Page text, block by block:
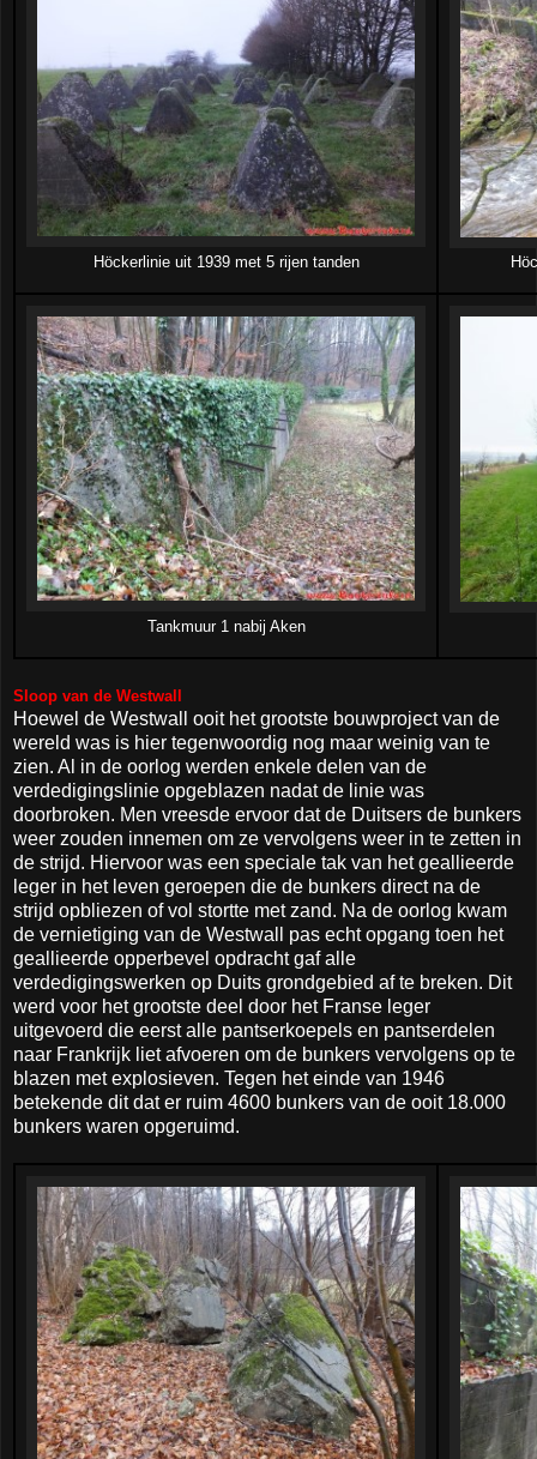
Höckerlinie uit 1939 met 5 rijen tanden
Tankmuur 1 nabij Aken
Sloop van de Westwall
Hoewel de Westwall ooit het grootste bouwproject van de
wereld was is hier tegenwoordig nog maar weinig van te
zien. Al in de oorlog werden enkele delen van de
verdedigingslinie opgeblazen nadat de linie was
doorbroken. Men vreesde ervoor dat de Duitsers de bunkers
weer zouden innemen om ze vervolgens weer in te zetten in
de strijd. Hiervoor was een speciale tak van het geallieerde
leger in het leven geroepen die de bunkers direct na de
strijd opbliezen of vol stortte met zand. Na de oorlog kwam
de vernietiging van de Westwall pas echt opgang toen het
geallieerde opperbevel opdracht gaf alle
verdedigingswerken op Duits grondgebied af te breken. Dit
werd voor het grootste deel door het Franse leger
uitgevoerd die eerst alle pantserkoepels en pantserdelen
naar Frankrijk liet afvoeren om de bunkers vervolgens op te
blazen met explosieven. Tegen het einde van 1946
betekende dit dat er ruim 4600 bunkers van de ooit 18.000
bunkers waren opgeruimd.